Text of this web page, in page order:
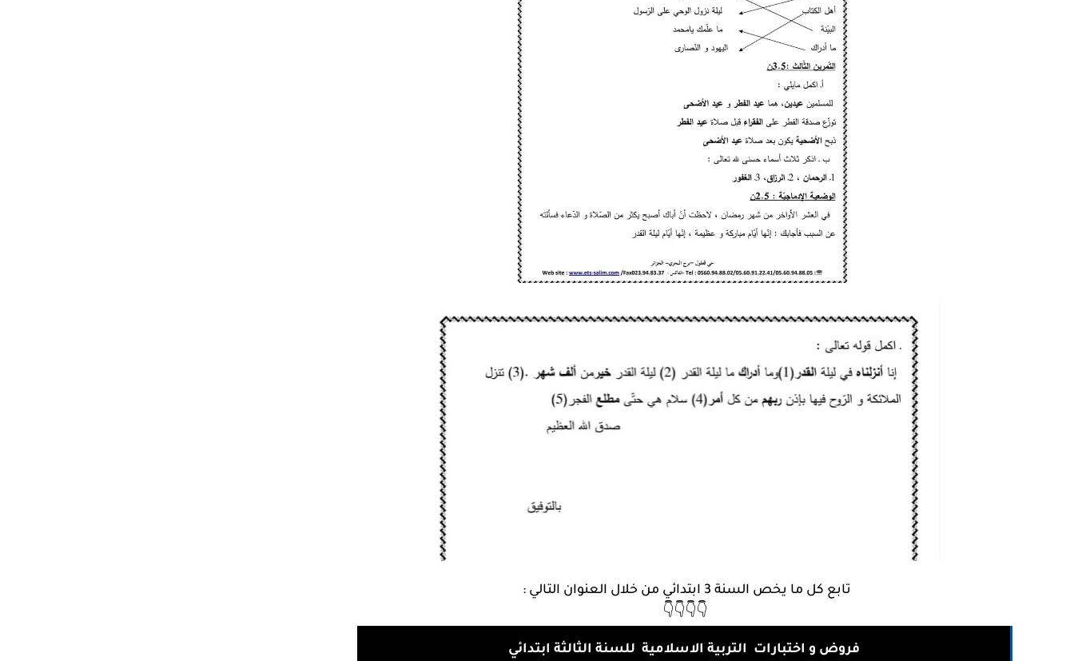
تابع كل ما يخص السنة 3 ابتدائي من خلال العنوان التالي :
👇👇👇👇
فروض و اختبارات التربية الاسلامية للسنة الثالثة ابتدائي